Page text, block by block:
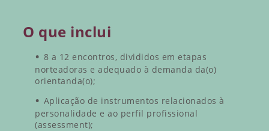
O que inclui
8 a 12 encontros, divididos em etapas
norteadoras e adequado à demanda da(o)
orientanda(o);
Aplicação de instrumentos relacionados à
personalidade e ao perfil profissional
(assessment);